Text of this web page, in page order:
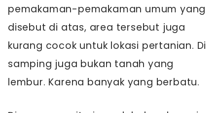
pemakaman-pemakaman umum yang
disebut di atas, area tersebut juga
kurang cocok untuk lokasi pertanian. Di
samping juga bukan tanah yang
lembur. Karena banyak yang berbatu.